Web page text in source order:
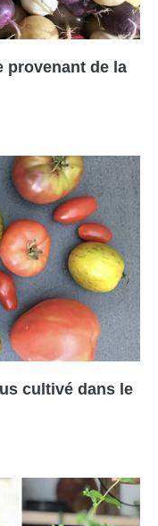
provenant de la
cultivé dans le